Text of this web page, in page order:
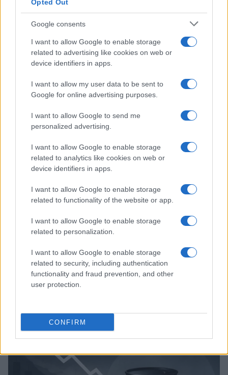
Opted Out
Google consents
I want to allow Google to enable storage
related to advertising like cookies on web or
device identifiers in apps.
I want to allow my user data to be sent to
Google for online advertising purposes.
I want to allow Google to send me
personalized advertising.
I want to allow Google to enable storage
related to analytics like cookies on web or
device identifiers in apps.
I want to allow Google to enable storage
related to functionality of the website or app.
I want to allow Google to enable storage
related to personalization.
I want to allow Google to enable storage
related to security, including authentication
functionality and fraud prevention, and other
user protection.
CONFIRM
El Brent cae un 8.3% y arrastra a las materias primas
Lucía Herrera · 6 Ago 2026
NEWS